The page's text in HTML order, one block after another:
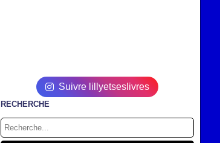
Suivre lillyetseslivres
RECHERCHE